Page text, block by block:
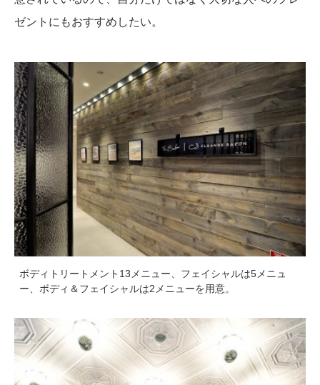
ゼントにもおすすめしたい。
ボディトリートメント13メニュー、フェイシャルは5メニュ
ー、ボディ＆フェイシャルは2メニューを用意。